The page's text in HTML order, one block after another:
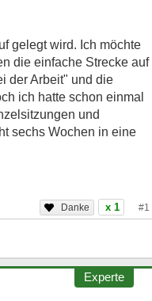
gelegt wird. Ich möchte
die einfache Strecke auf
der Arbeit" und die
ich hatte schon einmal
und
sechs Wochen in eine
x 1 #1
Experte